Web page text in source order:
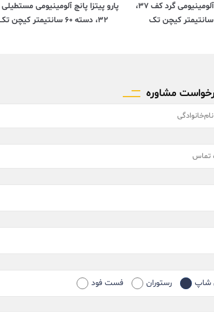
پارو پیتزا پانچ آلومینیومی گرد کف ۳۷،
پارو پیتزا پانچ آلومینیومی
۳۲، دسته ۶۰ سانتیمتر کیچن تک
مشاوره
شاپ رستوران فست فود